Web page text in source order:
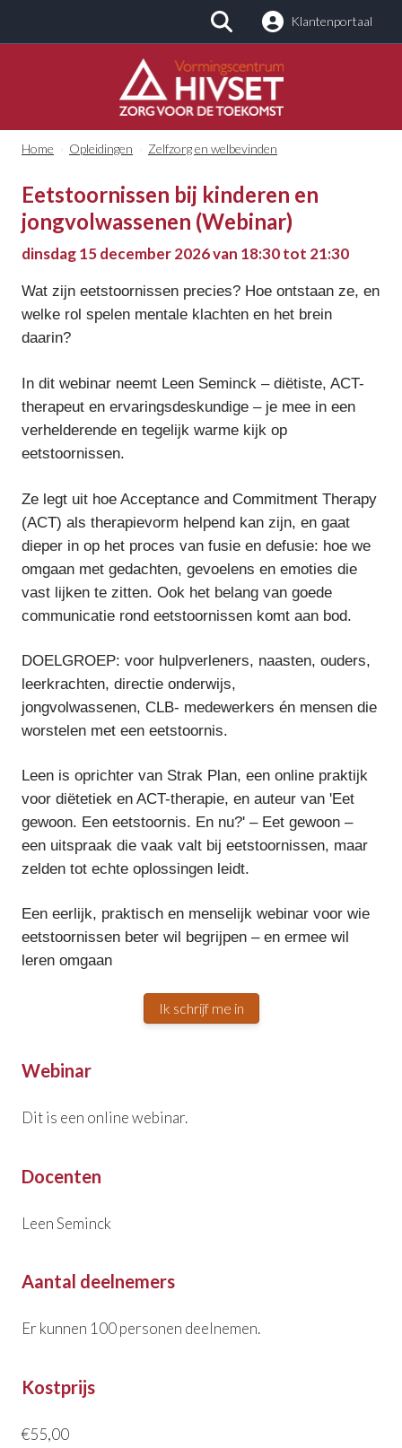
Zoeken Klantenportaal
Home Opleidingen Zelfzorg en welbevinden
Eetstoornissen bij kinderen en
jongvolwassenen (Webinar)
dinsdag 15 december 2026 van 18:30 tot 21:30
Wat zijn eetstoornissen precies? Hoe ontstaan ze, en
welke rol spelen mentale klachten en het brein
daarin?
In dit webinar neemt Leen Seminck – diëtiste, ACT-
therapeut en ervaringsdeskundige – je mee in een
verhelderende en tegelijk warme kijk op
eetstoornissen.
Ze legt uit hoe Acceptance and Commitment Therapy
(ACT) als therapievorm helpend kan zijn, en gaat
dieper in op het proces van fusie en defusie: hoe we
omgaan met gedachten, gevoelens en emoties die
vast lijken te zitten. Ook het belang van goede
communicatie rond eetstoornissen komt aan bod.
DOELGROEP: voor hulpverleners, naasten, ouders,
leerkrachten, directie onderwijs,
jongvolwassenen, CLB- medewerkers én mensen die
worstelen met een eetstoornis.
Leen is oprichter van Strak Plan, een online praktijk
voor diëtetiek en ACT-therapie, en auteur van 'Eet
gewoon. Een eetstoornis. En nu?' – Eet gewoon –
een uitspraak die vaak valt bij eetstoornissen, maar
zelden tot echte oplossingen leidt.
Een eerlijk, praktisch en menselijk webinar voor wie
eetstoornissen beter wil begrijpen – en ermee wil
leren omgaan
Ik schrijf me in
Webinar
Dit is een online webinar.
Docenten
Leen Seminck
Aantal deelnemers
Er kunnen 100 personen deelnemen.
Kostprijs
€55,00